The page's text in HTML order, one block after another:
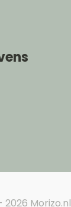
2026 Morizo.nl